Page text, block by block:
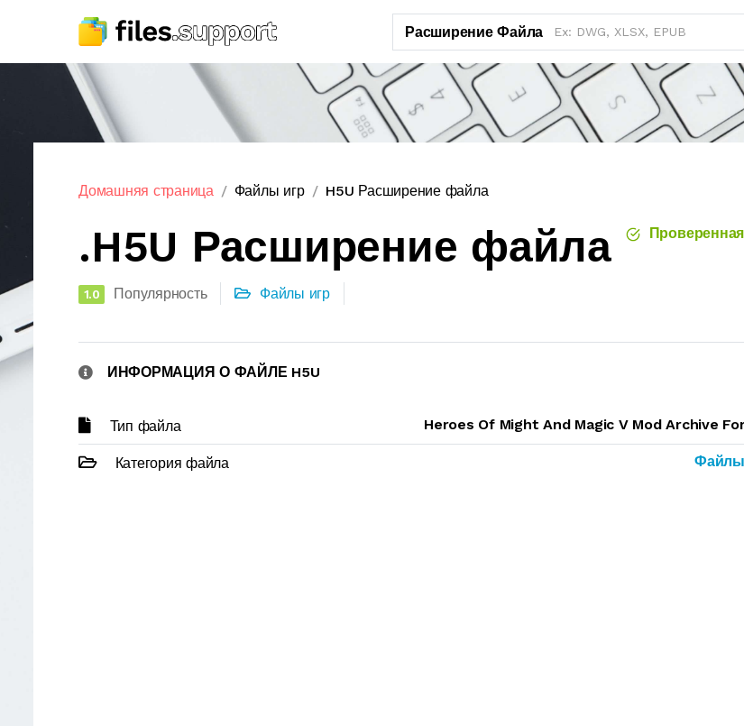
Расширение Файла
Домашняя страница Файлы игр H5U Расширение файла
.H5U Расширение файла
1.0 Популярность Файлы игр
ИНФОРМАЦИЯ О ФАЙЛЕ H5U
Тип файла Heroes Of Might And Magic V Mod Archive
Категория файла Файлы